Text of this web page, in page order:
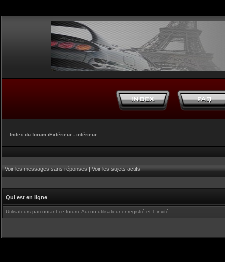
Index du forum ‹Extérieur - intérieur
Voir les messages sans réponses|Voir les sujets actifs
Qui est en ligne
Utilisateurs parcourant ce forum: Aucun utilisateur enregistré et 1 invité